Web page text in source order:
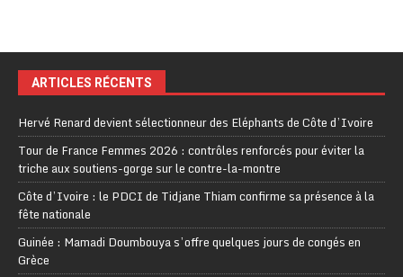
ARTICLES RÉCENTS
Hervé Renard devient sélectionneur des Eléphants de Côte d’Ivoire
Tour de France Femmes 2026 : contrôles renforcés pour éviter la
triche aux soutiens-gorge sur le contre-la-montre
Côte d’Ivoire : le PDCI de Tidjane Thiam confirme sa présence à la
fête nationale
Guinée : Mamadi Doumbouya s’offre quelques jours de congés en
Grèce